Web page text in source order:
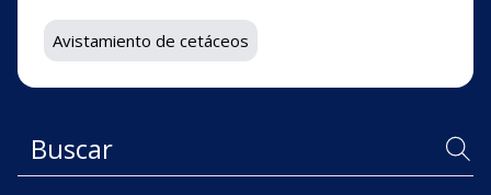
Avistamiento de cetáceos